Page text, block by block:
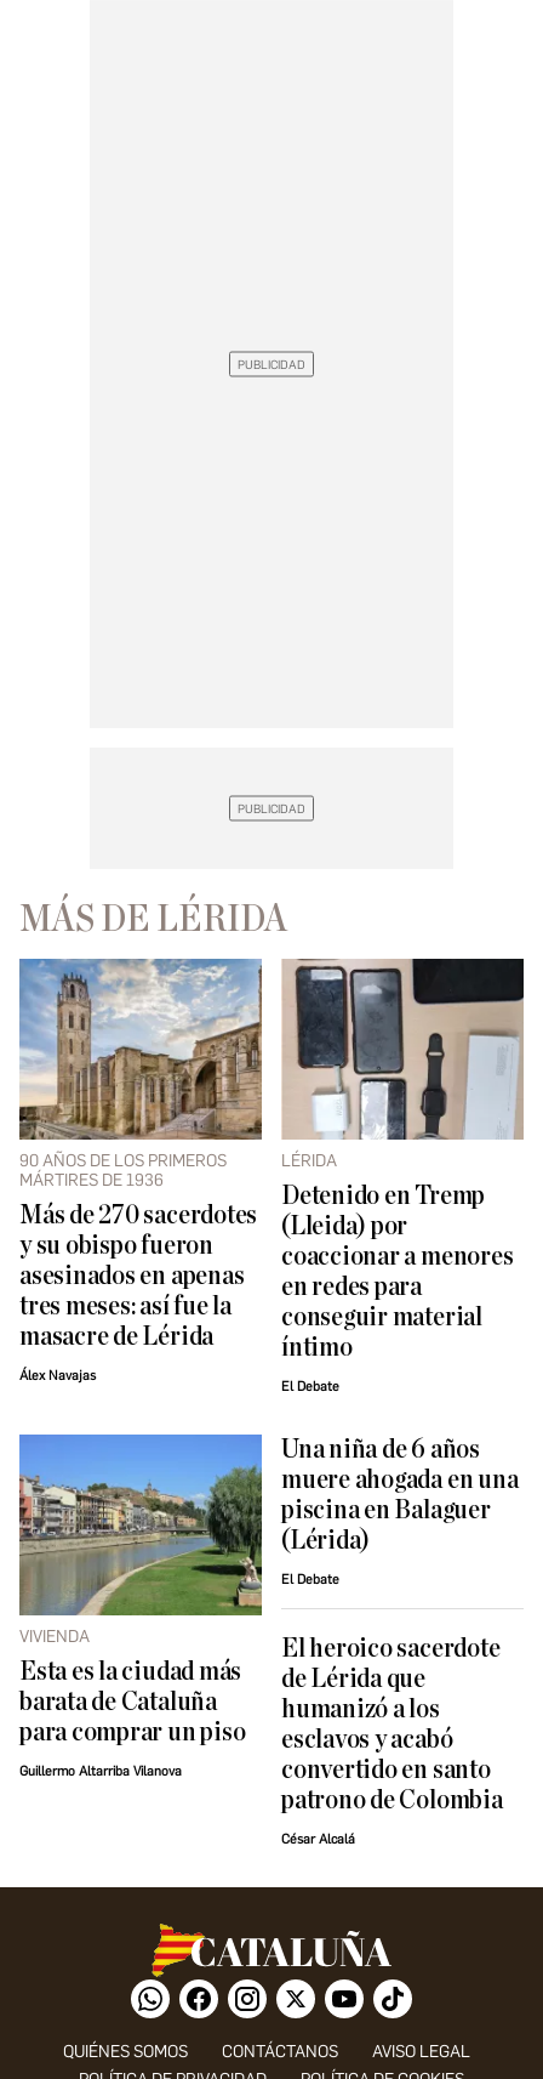
MÁS DE LÉRIDA
90 AÑOS DE LOS PRIMEROS
MÁRTIRES DE 1936
Más de 270 sacerdotes
y su obispo fueron
asesinados en apenas
tres meses: así fue la
masacre de Lérida
Álex Navajas
LÉRIDA
Detenido en Tremp
(Lleida) por
coaccionar a menores
en redes para
conseguir material
íntimo
El Debate
VIVIENDA
Esta es la ciudad más
barata de Cataluña
para comprar un piso
Guillermo Altarriba Vilanova
Una niña de 6 años
muere ahogada en una
piscina en Balaguer
(Lérida)
El Debate
El heroico sacerdote
de Lérida que
humanizó a los
esclavos y acabó
convertido en santo
patrono de Colombia
César Alcalá
QUIÉNES SOMOS CONTÁCTANOS
AVISO LEGAL